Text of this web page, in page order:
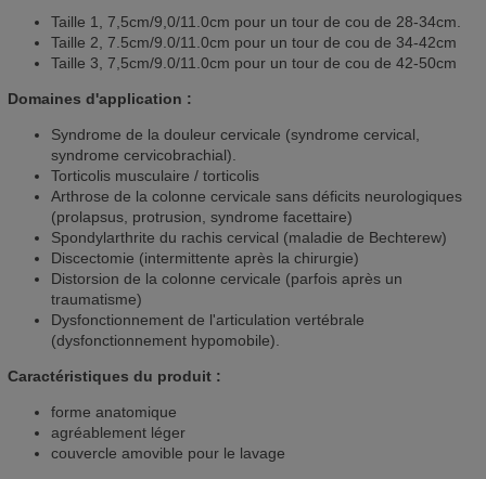
Taille 1, 7,5cm/9,0/11.0cm pour un tour de cou de 28-34cm.
Taille 2, 7.5cm/9.0/11.0cm pour un tour de cou de 34-42cm
Taille 3, 7,5cm/9.0/11.0cm pour un tour de cou de 42-50cm
Domaines d'application :
Syndrome de la douleur cervicale (syndrome cervical,
syndrome cervicobrachial).
Torticolis musculaire / torticolis
Arthrose de la colonne cervicale sans déficits neurologiques
(prolapsus, protrusion, syndrome facettaire)
Spondylarthrite du rachis cervical (maladie de Bechterew)
Discectomie (intermittente après la chirurgie)
Distorsion de la colonne cervicale (parfois après un
traumatisme)
Dysfonctionnement de l'articulation vertébrale
(dysfonctionnement hypomobile).
Caractéristiques du produit :
forme anatomique
agréablement léger
couvercle amovible pour le lavage